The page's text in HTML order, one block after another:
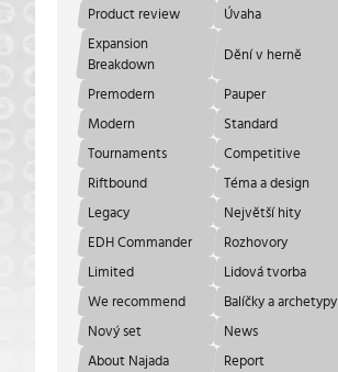
Product review Úvaha
Expansion
Breakdown
Dění v herně
Premodern Pauper
Modern Standard
Tournaments Competitive
Riftbound Téma a design
Legacy Největší hity
EDH Commander Rozhovory
Limited Lidová tvorba
We recommend Balíčky a archetypy
Nový set News
About Najada Report